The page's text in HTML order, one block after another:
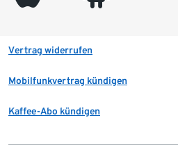
Vertrag widerrufen
Mobilfunkvertrag kündigen
Kaffee-Abo kündigen